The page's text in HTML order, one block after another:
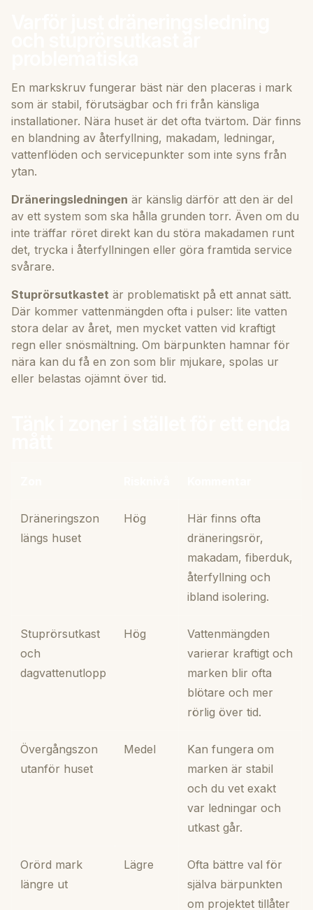
En markskruv fungerar bäst när den placeras i mark
som är stabil, förutsägbar och fri från känsliga
installationer. Nära huset är det ofta tvärtom. Där finns
en blandning av återfyllning, makadam, ledningar,
vattenflöden och servicepunkter som inte syns från
ytan.
Dräneringsledningen är känslig därför att den är del
av ett system som ska hålla grunden torr. Även om du
inte träffar röret direkt kan du störa makadamen runt
det, trycka i återfyllningen eller göra framtida service
svårare.
Stuprörsutkastet är problematiskt på ett annat sätt.
Där kommer vattenmängden ofta i pulser: lite vatten
stora delar av året, men mycket vatten vid kraftigt
regn eller snösmältning. Om bärpunkten hamnar för
nära kan du få en zon som blir mjukare, spolas ur
eller belastas ojämnt över tid.
Dräneringszon
längs huset
Hög
Här finns ofta
dräneringsrör,
makadam, fiberduk,
återfyllning och
ibland isolering.
Stuprörsutkast
och
dagvattenutlopp
Hög
Vattenmängden
varierar kraftigt och
marken blir ofta
blötare och mer
rörlig över tid.
Övergångszon
utanför huset
Medel
Kan fungera om
marken är stabil
och du vet exakt
var ledningar och
utkast går.
Orörd mark
längre ut
Lägre
Ofta bättre val för
själva bärpunkten
om projektet tillåter